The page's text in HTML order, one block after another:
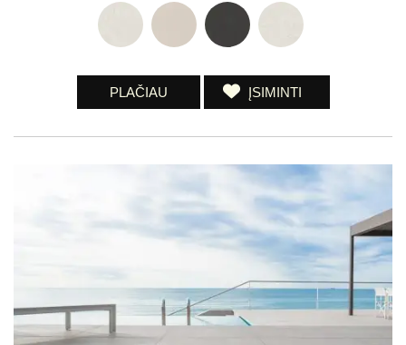
PLAČIAU ĮSIMINTI